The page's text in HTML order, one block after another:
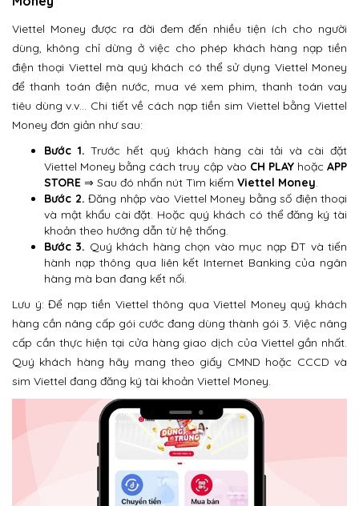
Viettel Money được ra đời đem đến nhiều tiện ích cho người
dùng, không chỉ dừng ở việc cho phép khách hàng nạp tiền
điện thoại Viettel mà quý khách có thể sử dụng Viettel Money
để thanh toán điện nước, mua vé xem phim, thanh toán vay
tiêu dùng v.v… Chi tiết về cách nạp tiền sim Viettel bằng Viettel
Money đơn giản như sau:
Bước 1. Trước hết quý khách hàng cài tải và cài đặt
Viettel Money bằng cách truy cập vào CH PLAYhoặcAPP
STORE ⇒ Sau đó nhấn nút Tìm kiếm Viettel Money
Bước 2. Đăng nhập vào Viettel Money bằng số điện thoại
và mật khẩu cài đặt. Hoặc quý khách có thể đăng ký tài
khoản theo hướng dẫn từ hệ thống.
Bước 3. Quý khách hàng chọn vào mục nạp ĐT và tiến
hành nạp thông qua liên kết Internet Banking của ngân
hàng mà ban đang kết nối.
Lưu ý: Để nạp tiền Viettel thông qua Viettel Money quý khách
hàng cần nâng cấp gói cước đang dùng thành gói 3. Việc nâng
cấp cần thực hiện tại cửa hàng giao dịch của Viettel gần nhất.
Quý khách hàng hãy mang theo giấy CMND hoặc CCCD và
sim Viettel đang đăng ký tài khoản Viettel Money.